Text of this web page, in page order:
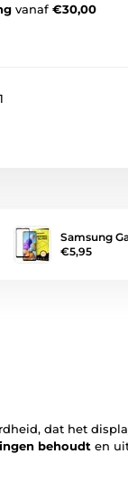
vanaf €30,00
Samsung
€5,95
dat het
behoudt en